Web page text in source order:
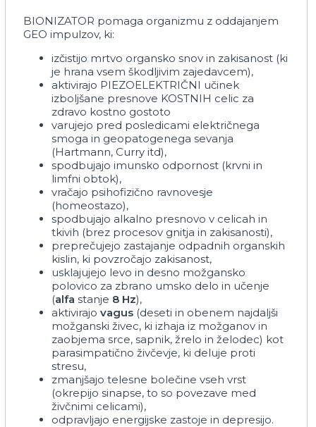
BIONIZATOR pomaga organizmu z oddajanjem
GEO impulzov, ki:
izčistijo mrtvo organsko snov in zakisanost (ki
je hrana vsem škodljivim zajedavcem),
aktivirajo PIEZOELEKTRIČNI učinek
izboljšane presnove KOSTNIH celic za
zdravo kostno gostoto
varujejo pred posledicami električnega
smoga in geopatogenega sevanja
(Hartmann, Curry itd),
spodbujajo imunsko odpornost (krvni in
limfni obtok),
vračajo psihofizično ravnovesje
(homeostazo),
spodbujajo alkalno presnovo v celicah in
tkivih (brez procesov gnitja in zakisanosti),
preprečujejo zastajanje odpadnih organskih
kislin, ki povzročajo zakisanost,
usklajujejo levo in desno možgansko
polovico za zbrano umsko delo in učenje
(alfa stanje 8 Hz),
aktivirajovagus (deseti in obenem najdaljši
možganski živec, ki izhaja iz možganov in
zaobjema srce, sapnik, žrelo in želodec) kot
parasimpatično živčevje, ki deluje proti
stresu,
zmanjšajo telesne bolečine vseh vrst
(okrepijo sinapse, to so povezave med
živčnimi celicami),
odpravljajo energijske zastoje in depresijo.